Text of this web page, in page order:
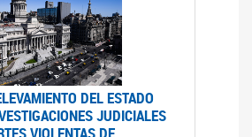
DEL ESTADO
JUDICIALES